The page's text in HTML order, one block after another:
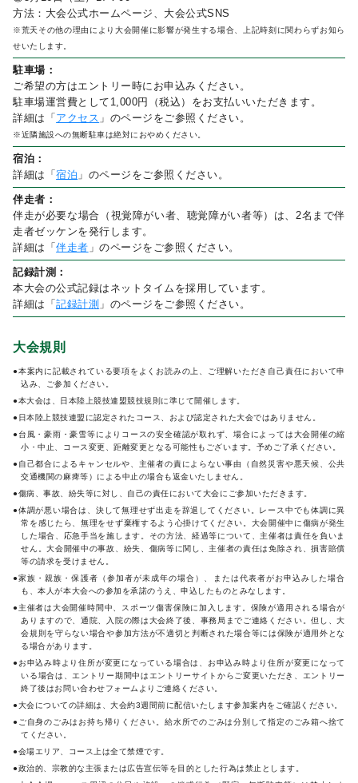
方法：大会公式ホームページ、大会公式SNS
※荒天その他の理由により大会開催に影響が発生する場合、上記時刻に関わらずお知ら
せいたします。
駐車場：
ご希望の方はエントリー時にお申込みください。
駐車場運営費として1,000円（税込）をお支払いいただきます。
詳細は「 アクセス 」のページをご参照ください。
※近隣施設への無断駐車は絶対におやめください。
宿泊：
詳細は「宿泊 」のページをご参照ください。
伴走者：
伴走が必要な場合（視覚障がい者、聴覚障がい者等）は、2名まで伴
走者ゼッケンを発行します。
詳細は「伴走者 」のページをご参照ください。
記録計測：
本大会の公式記録はネットタイムを採用しています。
詳細は「記録計測 」のページをご参照ください。
大会規則
●本案内に記載されている要項をよくお読みの上、ご理解いただき自己責任において申
込み、ご参加ください。
●本大会は、日本陸上競技連盟競技規則に準じて開催します。
●日本陸上競技連盟に認定されたコース、および認定された大会ではありません。
●台風・豪雨・豪雪等によりコースの安全確認が取れず、場合によっては大会開催の縮
小・中止、コース変更、距離変更となる可能性もございます。予めご了承ください。
●自己都合によるキャンセルや、主催者の責によらない事由（自然災害や悪天候、公共
交通機関の麻痺等）による中止の場合も返金いたしません。
●傷病、事故、紛失等に対し、自己の責任において大会にご参加いただきます。
●体調が悪い場合は、決して無理せず出走を辞退してください。レース中でも体調に異
常を感じたら、無理をせず棄権するよう心掛けてください。大会開催中に傷病が発生
した場合、応急手当を施します。その方法、経過等について、主催者は責任を負いま
せん。大会開催中の事故、紛失、傷病等に関し、主催者の責任は免除され、損害賠償
等の請求を受けません。
●家族・親族・保護者（参加者が未成年の場合）、または代表者がお申込みした場合
も、本人が本大会への参加を承諾のうえ、申込したものとみなします。
●主催者は大会開催時間中、スポーツ傷害保険に加入します。保険が適用される場合が
ありますので、通院、入院の際は大会終了後、事務局までご連絡ください。但し、大
会規則を守らない場合や参加方法が不適切と判断された場合等には保険が適用外とな
る場合があります。
●お申込み時より住所が変更になっている場合は、お申込み時より住所が変更になって
いる場合は、エントリー期間中はエントリーサイトからご変更いただき、エントリー
終了後はお問い合わせフォームよりご連絡ください。
●大会についての詳細は、大会約3週間前に配信いたします参加案内をご確認ください。
●ご自身のごみはお持ち帰りください。給水所でのごみは分別して指定のごみ箱へ捨て
てください。
●会場エリア、コース上は全て禁煙です。
●政治的、宗教的な主張または広告宣伝等を目的とした行為は禁止とします。